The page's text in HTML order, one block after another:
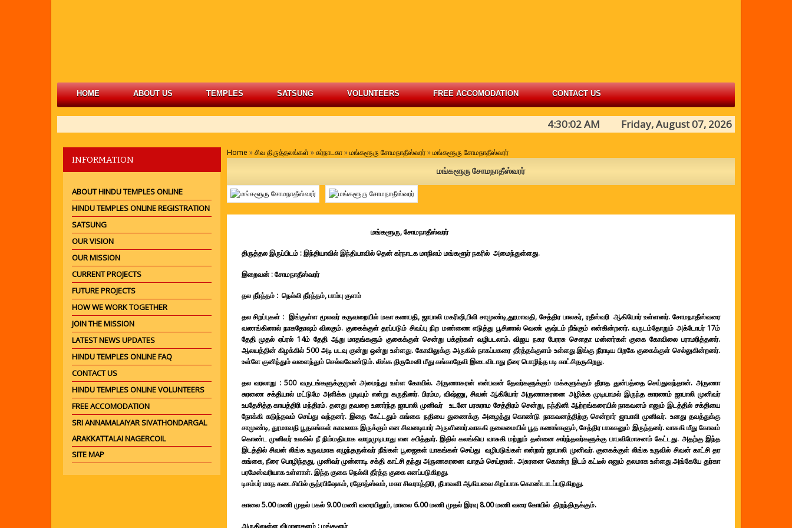
HOME ABOUT US TEMPLES SATSUNG VOLUNTEERS FREE ACCOMODATION CONTACT US
4:30:02 AM Friday, August 07, 2026
INFORMATION
ABOUT HINDU TEMPLES ONLINE
HINDU TEMPLES ONLINE REGISTRATION
SATSUNG
OUR VISION
OUR MISSION
CURRENT PROJECTS
FUTURE PROJECTS
HOW WE WORK TOGETHER
JOIN THE MISSION
LATEST NEWS UPDATES
HINDU TEMPLES ONLINE FAQ
CONTACT US
HINDU TEMPLES ONLINE VOLUNTEERS
FREE ACCOMODATION
SRI ANNAMALAIYAR SIVATHONDARGAL
ARAKKATTALAI NAGERCOIL
SITE MAP
Home »சிவ திருத்தலங்கள் »கர்நாடகா»மங்களூரு சோமநாதீஸ்வரர்»மங்களூரு சோமநாதீஸ்வரர்
மங்களூரு சோமநாதீஸ்வரர்
மங்களூரு, சோமநாதீஸ்வரர்
திருத்தல இருப்பிடம் : இந்தியாவில் இந்தியாவில் தென் கர்நாடக மாநிலம் மங்களூர் நகரில் அமைந்துள்ளது.
இறைவன் :சோமநாதீஸ்வரர்
தல தீர்த்தம் : நெல்லி தீர்த்தம், பாம்பு குளம்
தல சிறப்புகள் : இங்குள்ள மூலவர் கருவறையில் மகா கணபதி, ஜாபாலி மகரிஷி,பிலி சாமுண்டி,தூமாவதி, சேத்திர பாலகர், ரதீஸ்வரி ஆகியோர் உள்ளனர். சோமநாதீஸ்வரை
வணங்கினால் நாகதோஷம் விலகும். குகைக்குள் தரப்படும் சிவப்பு நிற மண்ணை எடுத்து பூசினால் வெண் குஷ்டம் நீங்கும் என்கின்றனர். வருடம்தோறும் அக்டோபர் 17ம்
தேதி முதல் ஏப்ரல் 14ம் தேதி ஆறு மாதங்களும் குகைக்குள் சென்று பக்தர்கள் வழிபடலாம். விஜய நகர பேரரசு சௌதா மன்னர்கள் குகை கோவிலை பராமரித்தனர்.
ஆலயத்தின் கிழக்கில் 500 அடி படவு குன்று ஒன்று உள்ளது. கோவிலுக்கு அருகில் நாகப்பகரை தீர்த்தக்குளம் உள்ளது.இங்கு நீராடிய பிறகே குகைக்குள் செல்லுகின்றனர்.
உள்ளே குனிந்தும் வளைந்தும் செல்லவேண்டும். லிங்க திருமேனி மீது கங்காதேவி இடைவிடாது நீரை பொழிந்த படி காட்சிதருகிறது.
தல வரலாறு :500 வருடங்களுக்குமுன் அமைந்து உள்ள கோவில். அருணாசுரன் என்பவன் தேவர்களுக்கும் மக்களுக்கும் தீராத துன்பத்தை செய்துவந்தான். அருணா
சுரணை சக்தியால் மட்டுமே அளிக்க முடியும் என்று கருதினர். பிரம்ம, விஷ்ணு, சிவன் ஆகியோர் அருணாசுரனை அழிக்க முடியாமல் இருந்த காரணம் ஜாபாலி முனிவர்
உபதேசித்த காயத்திரி மந்திரம். தனது தவறை உணர்ந்த ஜாபாலி முனிவர் உடனே பரசுராம சேத்திரம் சென்று, நந்தினி ஆற்றங்கரையில் நாகவனம் எனும் இடத்தில் சக்தியை
நோக்கி கடுந்தவம் செய்து வந்தனர். இதை கேட்டதும் கங்கை நதியை துணைக்கு அழைத்து கொண்டு நாகவனத்திற்கு சென்றார் ஜாபாலி முனிவர். உனது தவத்துக்கு
சாமுண்டி, தூமாவதி பூதகங்கள் காவலாக இருக்கும் என சிவனடியார் அருளினார்.வாசுகி தலைமையில் பூத கணங்களும், சேத்திர பாலகனும் இருந்தனர். வாசுகி மீது கோவம்
கொண்ட முனிவர் உலகில் நீ நிம்மதியாக வாழமுடியாது என சபித்தார். இதில் கலங்கிய வாசுகி மற்றும் தன்னை சார்ந்தவர்களுக்கு பாபவிமோசனம் கேட்டது. அதற்கு இந்த
இடத்தில் சிவன் லிங்க உருவமாக எழுந்தருள்வர் நீங்கள் பூஜைகள் யாகங்கள் செய்து வழிபடுங்கள் என்றார் ஜாபாலி முனிவர். குகைக்குள் லிங்க உருவில் சிவன் காட்சி தர
கங்கை, நீரை பொழிந்தது, முனிவர் முன்னாடி சக்தி காட்சி தந்து அருணசுரனை வாதம் செய்தாள். அசுரனை கொன்ற இடம் கட்டீல் எனும் தலமாக உள்ளது.அங்கேயே துர்கா
பரமேஸ்வரியாக உள்ளாள். இந்த குகை நெல்லி தீர்த்த குகை எனப்படுகிறது.
டிசம்பர் மாத கடைசியில் ருத்ரபிஷேகம், ரதோத்ஸ்வம், மகா சிவராத்திரி, தீபாவளி ஆகியவை சிறப்பாக கொண்டாடப்படுகிறது.
காலை 5.00 மணி முதல் பகல் 9.00 மணி வரையிலும், மாலை 6.00 மணி முதல் இரவு 8.00 மணி வரை கோயில் திறந்திருக்கும்.
அருகிலுள்ள விமானதளம் :மங்களூர்